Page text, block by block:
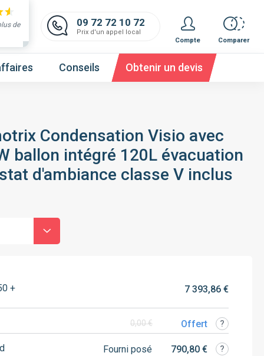
de 09 72 72 10 72
Prix d'un appel local
Compte
Comparer
et obtenez un devis,c'est gratuit et immédiat !
Conseils Obtenir un devis
Condensation Visio avec
ballon intégré 120L évacuation
d'ambiance classe V inclus
+ 7 393,86 €
0,00 € Offert
Fourni posé 790,80 €